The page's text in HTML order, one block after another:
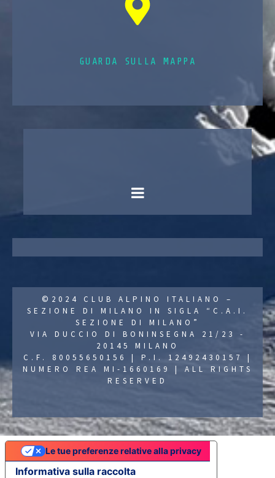
GUARDA SULLA MAPPA
©2024 CLUB ALPINO ITALIANO –
SEZIONE DI MILANO IN SIGLA “C.A.I.
SEZIONE DI MILANO”
VIA DUCCIO DI BONINSEGNA 21/23 -
20145 MILANO
C.F. 80055650156 | P.I. 12492430157 |
NUMERO REA MI-1660169 | ALL RIGHTS
RESERVED
Informativa sulla raccolta
Le tue preferenze relative alla privacy